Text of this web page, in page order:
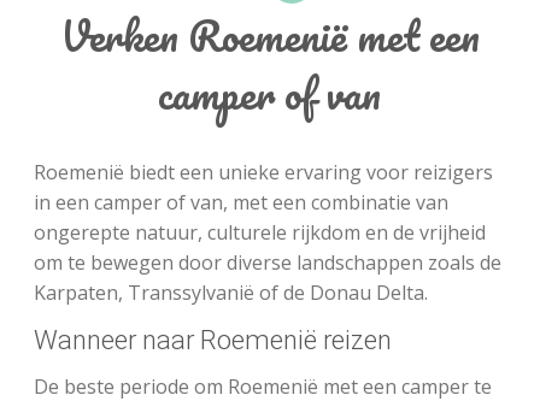
Verken Roemenië met een
camper of van
Roemenië biedt een unieke ervaring voor reizigers
in een camper of van, met een combinatie van
ongerepte natuur, culturele rijkdom en de vrijheid
om te bewegen door diverse landschappen zoals de
Karpaten, Transsylvanië of de Donau Delta.
Wanneer naar Roemenië reizen
De beste periode om Roemenië met een camper te